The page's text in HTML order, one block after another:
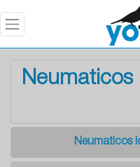
Neumaticos
Neumaticos